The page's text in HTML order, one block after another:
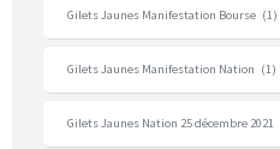
Gilets Jaunes Manifestation Bourse (1)
Gilets Jaunes Manifestation Nation (1)
Gilets Jaunes Nation 25 décembre 2021